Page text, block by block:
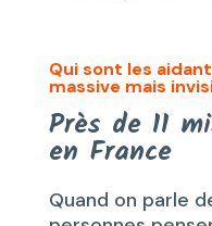
Qui sont les
massive mais
Près de 11
en France
Quand on parle